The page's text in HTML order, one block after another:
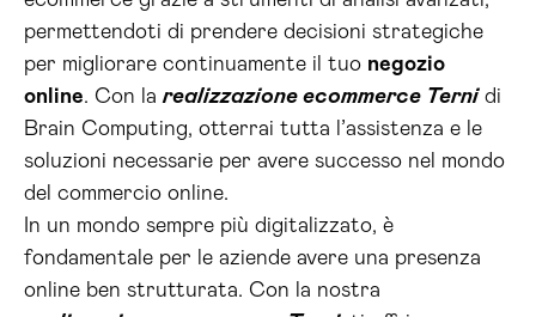
permettendoti di prendere decisioni strategiche
per migliorare continuamente il tuo negozio
online. Con larealizzazione ecommerce Ternidi
Brain Computing, otterrai tutta l’assistenza e le
soluzioni necessarie per avere successo nel mondo
del commercio online.
In un mondo sempre più digitalizzato, è
fondamentale per le aziende avere una presenza
online ben strutturata. Con la nostra